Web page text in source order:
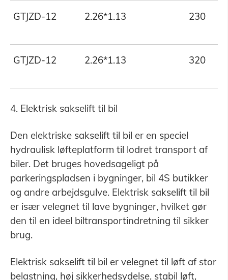
GTJZD-12 2.26*1.13 230
GTJZD-12 2.26*1.13 320
4. Elektrisk sakselift til bil
Den elektriske sakselift til bil er en speciel
hydraulisk løfteplatform til lodret transport af
biler. Det bruges hovedsageligt på
parkeringspladsen i bygninger, bil 4S butikker
og andre arbejdsgulve. Elektrisk sakselift til bil
er især velegnet til lave bygninger, hvilket gør
den til en ideel biltransportindretning til sikker
brug.
Elektrisk sakselift til bil er velegnet til løft af stor
belastning, høj sikkerhedsydelse, stabil løft,